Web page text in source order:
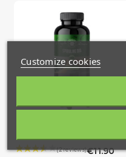
€11.90
Customize cookies